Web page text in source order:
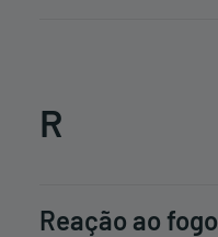
R
Reação ao fogo